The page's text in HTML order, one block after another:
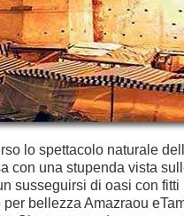
lo spettacolo naturale
con una stupenda vista
susseguirsi di oasi con fitti
bellezza Amazraou